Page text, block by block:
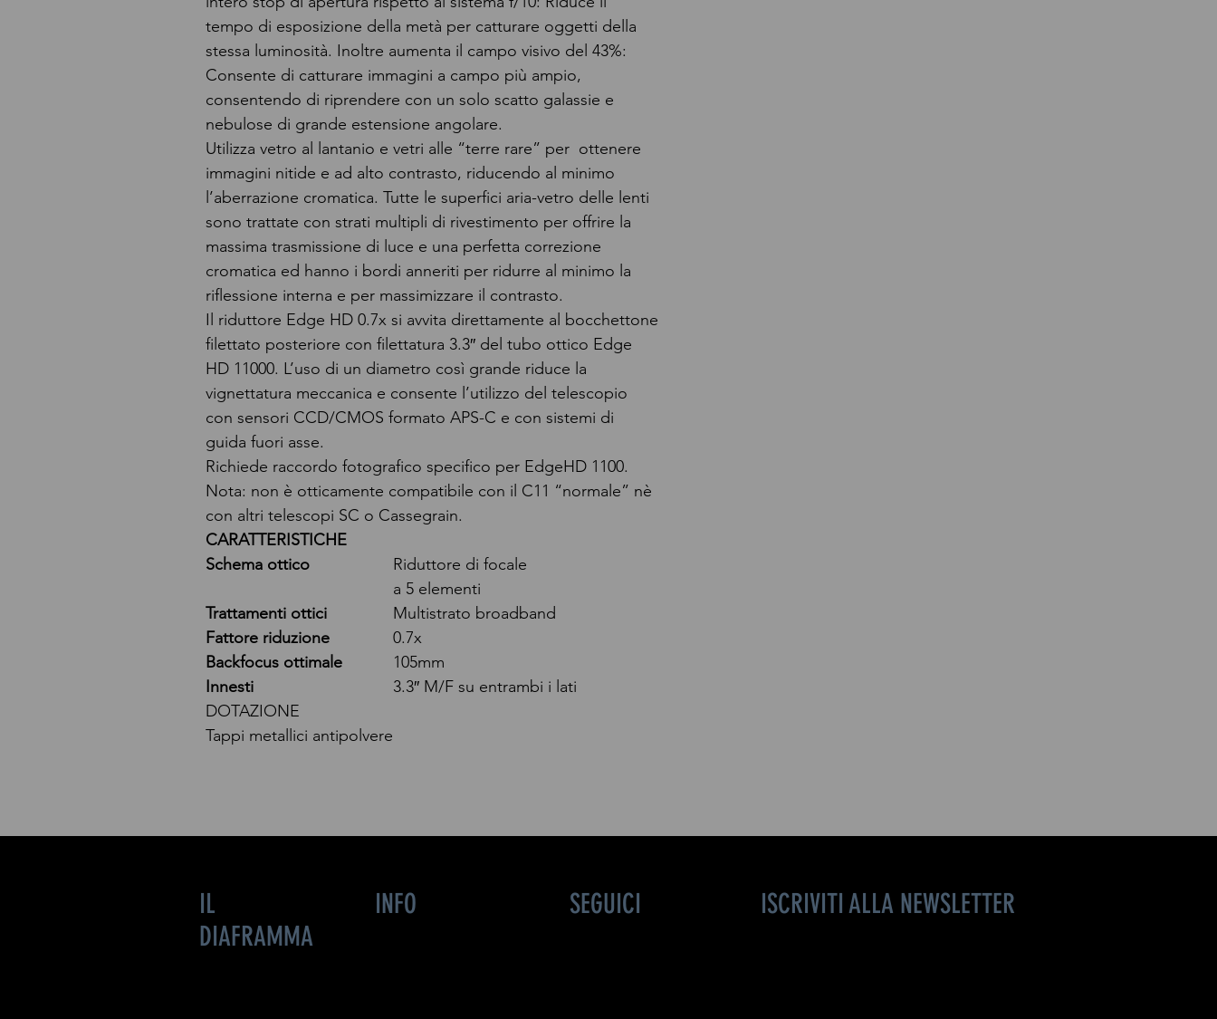
tempo di esposizione della metà per catturare oggetti della
stessa luminosità. Inoltre aumenta il campo visivo del 43%:
Consente di catturare immagini a campo più ampio,
consentendo di riprendere con un solo scatto galassie e
nebulose di grande estensione angolare.
Utilizza vetro al lantanio e vetri alle “terre rare” per ottenere
immagini nitide e ad alto contrasto, riducendo al minimo
l’aberrazione cromatica. Tutte le superfici aria-vetro delle lenti
sono trattate con strati multipli di rivestimento per offrire la
massima trasmissione di luce e una perfetta correzione
cromatica ed hanno i bordi anneriti per ridurre al minimo la
riflessione interna e per massimizzare il contrasto.
Il riduttore Edge HD 0.7x si avvita direttamente al bocchettone
filettato posteriore con filettatura 3.3″ del tubo ottico Edge
HD 11000. L’uso di un diametro così grande riduce la
vignettatura meccanica e consente l’utilizzo del telescopio
con sensori CCD/CMOS formato APS-C e con sistemi di
guida fuori asse.
Richiede raccordo fotografico specifico per EdgeHD 1100.
Nota: non è otticamente compatibile con il C11 “normale” nè
con altri telescopi SC o Cassegrain.
CARATTERISTICHE
Schema ottico
Riduttore di focale
a 5 elementi
Trattamenti ottici
Multistrato broadband
Fattore riduzione
0.7x
Backfocus ottimale
105mm
Innesti
3.3″ M/F su entrambi i lati
DOTAZIONE
Tappi metallici antipolvere
IL
DIAFRAMMA
INFO SEGUICI ISCRIVITI ALLA NEWSLETTER